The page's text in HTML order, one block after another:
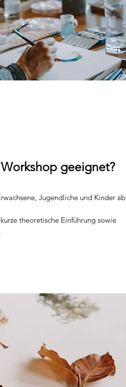
geeignet?
Jugendliche und Kinder ab
theoretische Einführung sowie